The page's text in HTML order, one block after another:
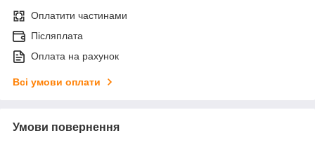
Оплатити частинами
Післяплата
Оплата на рахунок
Всі умови оплати
Умови повернення